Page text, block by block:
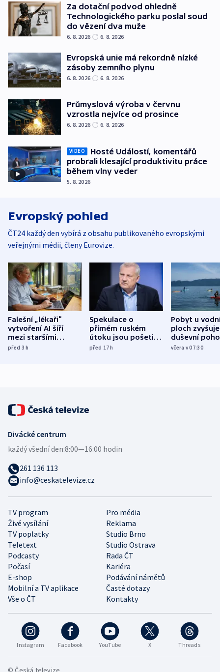
Za dotační podvod ohledně
Technologického parku poslal soud
do vězení dva muže
6. 8. 2026 6. 8. 2026
Evropská unie má rekordně nízké
zásoby zemního plynu
6. 8. 2026 6. 8. 2026
Průmyslová výroba v červnu
vzrostla nejvíce od prosince
6. 8. 2026 6. 8. 2026
VIDEO
Hosté Událostí, komentářů
probrali klesající produktivitu práce
během vlny veder
5. 8. 2026
Evropský pohled
ČT24 každý den vybírá z obsahu publikovaného evropskými
veřejnými médii, členy Eurovize.
Falešní „lékaři“
vytvoření AI šíří
mezi staršími
Poláky nebezpečné
před 3h
Spekulace o
přímém ruském
útoku jsou pošetilé,
míní estonský
před 17h
Pobyt u
ploch zvyšuje
duševní
ukázala
včera v 07:30
Instagram Facebook YouTube X Threads
TV program
Pro média
Živé vysílání
Reklama
TV poplatky
Studio Brno
Teletext
Studio Ostrava
Podcasty
Rada ČT
Počasí
Kariéra
E-shop
Podávání námětů
Mobilní a TV aplikace
Časté dotazy
Vše o ČT
Kontakty
Divácké centrum
každý všední den:8:00—16:00 hodin
261 136 113
info@ceskatelevize.cz
© Česká televize